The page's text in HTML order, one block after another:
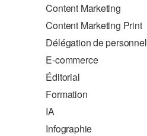
Content Marketing
Content Marketing Print
Délégation de personnel
E-commerce
Éditorial
Formation
IA
Infographie